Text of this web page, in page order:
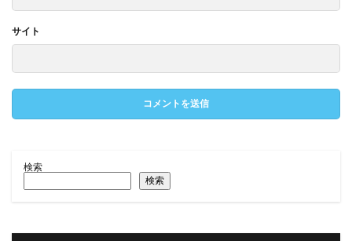
サイト
検索
検索